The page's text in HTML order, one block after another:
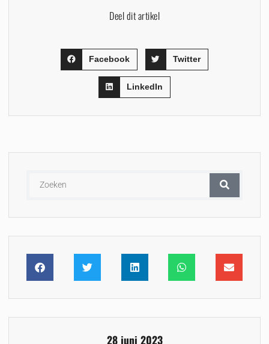
Deel dit artikel
Facebook Twitter
LinkedIn
28 juni 2023